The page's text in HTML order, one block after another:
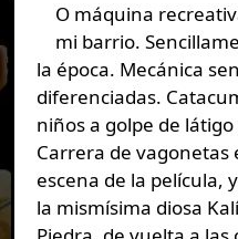
O máquina
mi barrio.
la época. Mecánica
diferenciadas.
niños a golpe de
Carrera de vagonetas
escena de la película,
la mismísima diosa